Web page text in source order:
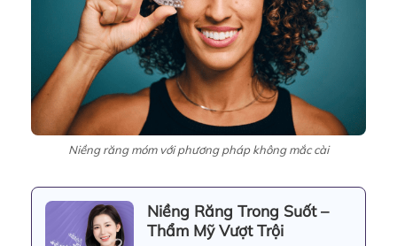
Niềng răng móm với phương pháp không mắc cài
Niềng Răng Trong Suốt –
Thẩm Mỹ Vượt Trội